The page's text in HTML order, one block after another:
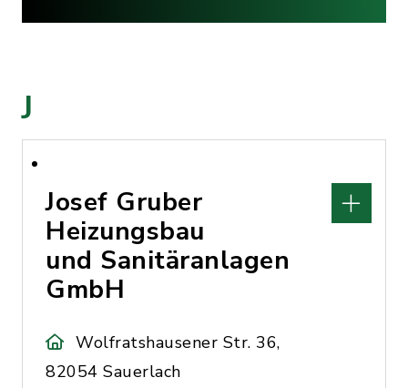
J
Josef Gruber
Heizungsbau
und Sanitäranlagen
GmbH
Wolfratshausener Str. 36,
82054 Sauerlach